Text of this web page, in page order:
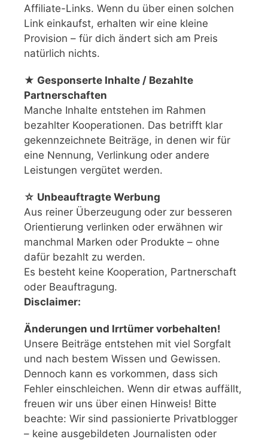
Affiliate-Links. Wenn du über einen solchen
Link einkaufst, erhalten wir eine kleine
Provision – für dich ändert sich am Preis
natürlich nichts.
★ Gesponserte Inhalte / Bezahlte
Partnerschaften
Manche Inhalte entstehen im Rahmen
bezahlter Kooperationen. Das betrifft klar
gekennzeichnete Beiträge, in denen wir für
eine Nennung, Verlinkung oder andere
Leistungen vergütet werden.
☆ Unbeauftragte Werbung
Aus reiner Überzeugung oder zur besseren
Orientierung verlinken oder erwähnen wir
manchmal Marken oder Produkte – ohne
dafür bezahlt zu werden.
Es besteht keine Kooperation, Partnerschaft
oder Beauftragung.
Disclaimer:
Änderungen und Irrtümer vorbehalten!
Unsere Beiträge entstehen mit viel Sorgfalt
und nach bestem Wissen und Gewissen.
Dennoch kann es vorkommen, dass sich
Fehler einschleichen. Wenn dir etwas auffällt,
freuen wir uns über einen Hinweis! Bitte
beachte: Wir sind passionierte Privatblogger
– keine ausgebildeten Journalisten oder